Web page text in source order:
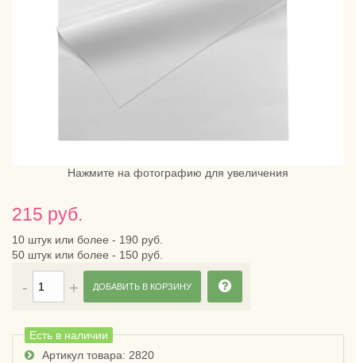
Нажмите на фотографию для увеличения
215 руб.
10 штук или более - 190 руб.
50 штук или более - 150 руб.
Есть в наличии
Артикул товара: 2820
ДОБАВИТЬ В КОРЗИНУ